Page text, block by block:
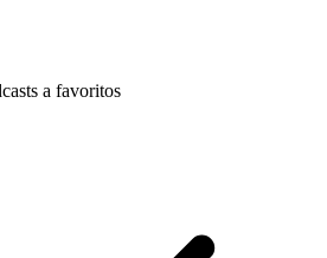
a favoritos